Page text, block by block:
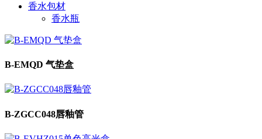
香水包材
香水瓶
B-EMQD 气垫盒
B-ZGCC048唇釉管